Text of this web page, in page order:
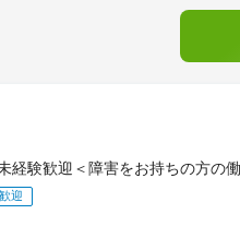
験歓迎＜障害をお持ちの方の
迎